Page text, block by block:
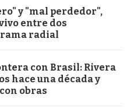
y "mal perdedor",
entre dos
radial
con Brasil: Rivera
hace una década y
obras